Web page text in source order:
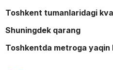
Toshkent tumanlaridagi
Shuningdek qarang
Toshkentda metroga